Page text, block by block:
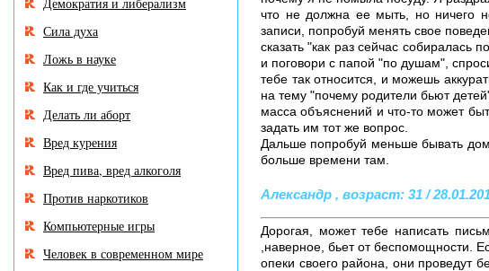
что не должна ее мыть, но ничего
записи, попробуй менять свое
сказать "как раз сейчас
и поговори с папой "по душам",
тебе так относится, и можешь
на тему "почему родители бьют
масса объяснений и что-то может
задать им тот же вопрос.
Дальше попробуй меньше бывать
больше времени там.
Александр , возраст: 31 /
Дорогая, может тебе написать
,наверное, бьет от беспомощности.
опеки своего района, они проведут
Сила духа
Ложь в науке
Как и где учиться
Делать ли аборт
Вред курения
Вред пива, вред алкоголя
Против наркотиков
Компьютерные игры
Человек в современном мире